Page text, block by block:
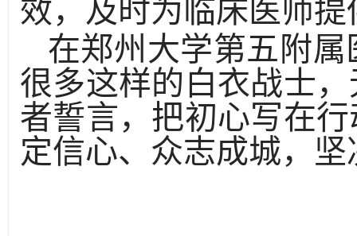
效，及时为临床医师
在郑州大学第五附
很多这样的白衣战士
者誓言，把初心写在
定信心、众志成城，